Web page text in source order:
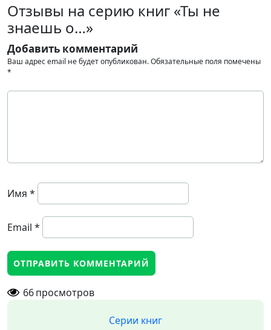
Отзывы на серию книг «Ты не
знаешь о…»
Добавить комментарий
Ваш адрес email не будет опубликован.Обязательные поля помечены
*
Имя *
Email *
66просмотров
Серии книг